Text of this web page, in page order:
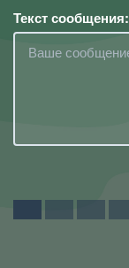
Текст сообщения: